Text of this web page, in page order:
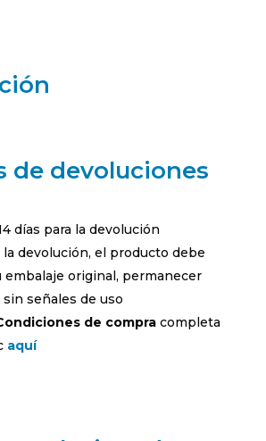
de devoluciones
días para la devolución
la devolución, el producto debe
embalaje original, permanecer
señales de uso
de compracompleta
aquí